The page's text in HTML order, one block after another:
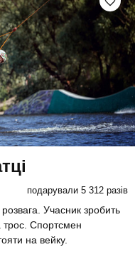
подарували 5 312 разів
Учасник зробить
трос. Спортсмен
на вейку.